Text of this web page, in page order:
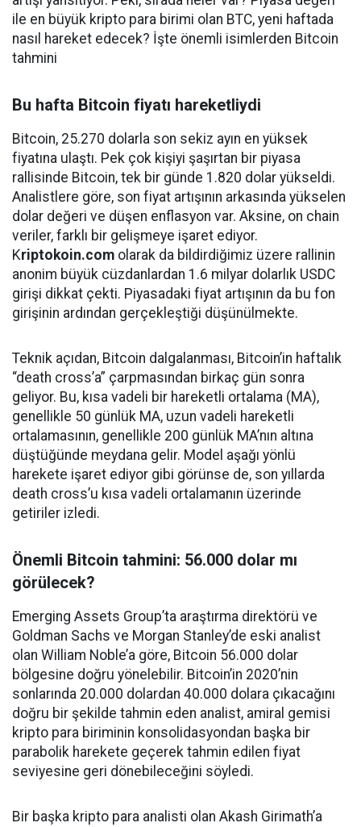
ile en büyük kripto para birimi olan BTC, yeni haftada
nasıl hareket edecek? İşte önemli isimlerden Bitcoin
tahmini
Bu hafta Bitcoin fiyatı hareketliydi
Bitcoin, 25.270 dolarla son sekiz ayın en yüksek
fiyatına ulaştı. Pek çok kişiyi şaşırtan bir piyasa
rallisinde Bitcoin, tek bir günde 1.820 dolar yükseldi.
Analistlere göre, son fiyat artışının arkasında yükselen
dolar değeri ve düşen enflasyon var. Aksine, on chain
veriler, farklı bir gelişmeye işaret ediyor.
Kriptokoin.com olarak da bildirdiğimiz üzere rallinin
anonim büyük cüzdanlardan 1.6 milyar dolarlık USDC
girişi dikkat çekti. Piyasadaki fiyat artışının da bu fon
girişinin ardından gerçekleştiği düşünülmekte.
Teknik açıdan, Bitcoin dalgalanması, Bitcoin’in haftalık
“death cross’a” çarpmasından birkaç gün sonra
geliyor. Bu, kısa vadeli bir hareketli ortalama (MA),
genellikle 50 günlük MA, uzun vadeli hareketli
ortalamasının, genellikle 200 günlük MA’nın altına
düştüğünde meydana gelir. Model aşağı yönlü
harekete işaret ediyor gibi görünse de, son yıllarda
death cross’u kısa vadeli ortalamanın üzerinde
getiriler izledi.
Önemli Bitcoin tahmini: 56.000 dolar mı
görülecek?
Emerging Assets Group’ta araştırma direktörü ve
Goldman Sachs ve Morgan Stanley’de eski analist
olan William Noble’a göre, Bitcoin 56.000 dolar
bölgesine doğru yönelebilir. Bitcoin’in 2020’nin
sonlarında 20.000 dolardan 40.000 dolara çıkacağını
doğru bir şekilde tahmin eden analist, amiral gemisi
kripto para biriminin konsolidasyondan başka bir
parabolik harekete geçerek tahmin edilen fiyat
seviyesine geri dönebileceğini söyledi.
Bir başka kripto para analisti olan Akash Girimath’a